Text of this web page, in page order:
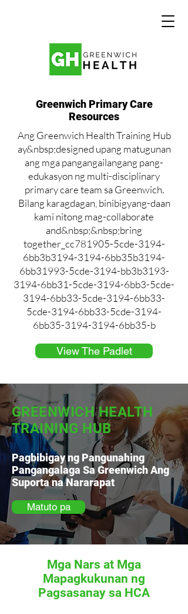
Greenwich Primary Care
Resources
Ang Greenwich Health Training Hub
ay&nbsp;designed upang matugunan
ang mga pangangailangang pang-
edukasyon ng multi-disciplinary
primary care team sa Greenwich.
Bilang karagdagan, binibigyang-daan
kami nitong mag-collaborate
and&nbsp;&nbsp;bring
together_cc781905-5cde-3194-
6bb3b3194-3194-6bb35b3194-
6bb31993-5cde-3194-bb3b3193-
3194-6bb31-5cde-3194-6bb3-5cde-
3194-6bb33-5cde-3194-6bb33-
5cde-3194-6bb33-5cde-3194-
6bb35-3194-3194-6bb35-b
View The Padlet
GREENWICH HEALTH
TRAINING HUB
Pagbibigay ng Pangunahing
Pangangalaga Sa Greenwich Ang
Suporta na Nararapat
Matuto pa
Mga Nars at Mga
Mapagkukunan ng
Pagsasanay sa HCA